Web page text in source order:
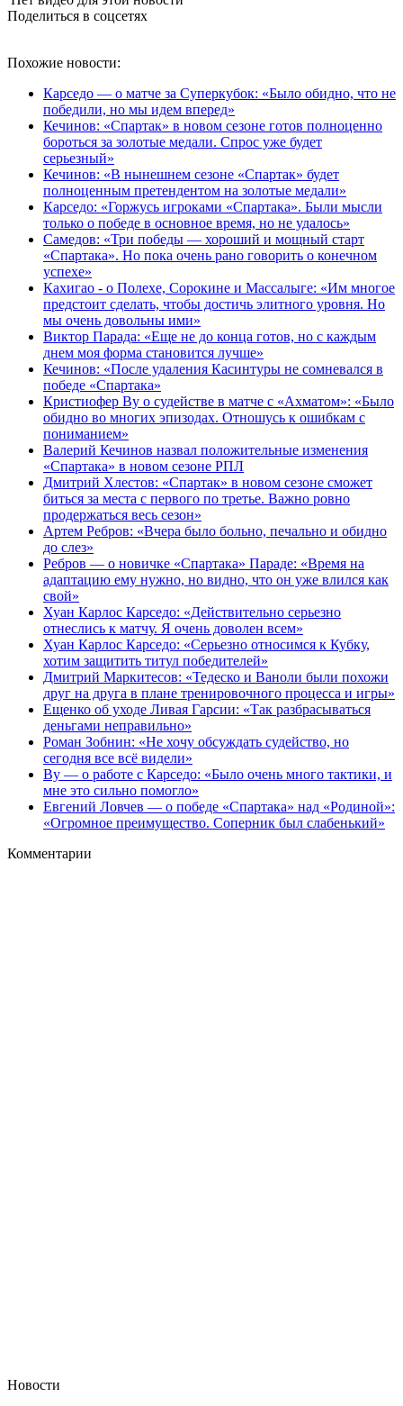
Поделиться в соцсетях
Похожие новости:
Карседо — о матче за Суперкубок: «Было обидно, что не
победили, но мы идем вперед»
Кечинов: «Спартак» в новом сезоне готов полноценно
бороться за золотые медали. Спрос уже будет
серьезный»
Кечинов: «В нынешнем сезоне «Спартак» будет
полноценным претендентом на золотые медали»
Карседо: «Горжусь игроками «Спартака». Были мысли
только о победе в основное время, но не удалось»
Самедов: «Три победы — хороший и мощный старт
«Спартака». Но пока очень рано говорить о конечном
успехе»
Кахигао - о Полехе, Сорокине и Массалыге: «Им многое
предстоит сделать, чтобы достичь элитного уровня. Но
мы очень довольны ими»
Виктор Парада: «Еще не до конца готов, но с каждым
днем моя форма становится лучше»
Кечинов: «После удаления Касинтуры не сомневался в
победе «Спартака»
Кристиофер Ву о судействе в матче с «Ахматом»: «Было
обидно во многих эпизодах. Отношусь к ошибкам с
пониманием»
Валерий Кечинов назвал положительные изменения
«Спартака» в новом сезоне РПЛ
Дмитрий Хлестов: «Спартак» в новом сезоне сможет
биться за места с первого по третье. Важно ровно
продержаться весь сезон»
Артем Ребров: «Вчера было больно, печально и обидно
до слез»
Ребров — о новичке «Спартака» Параде: «Время на
адаптацию ему нужно, но видно, что он уже влился как
свой»
Хуан Карлос Карседо: «Действительно серьезно
отнеслись к матчу. Я очень доволен всем»
Хуан Карлос Карседо: «Серьезно относимся к Кубку,
хотим защитить титул победителей»
Дмитрий Маркитесов: «Тедеско и Ваноли были похожи
друг на друга в плане тренировочного процесса и игры»
Ещенко об уходе Ливая Гарсии: «Так разбрасываться
деньгами неправильно»
Роман Зобнин: «Не хочу обсуждать судейство, но
сегодня все всё видели»
Ву — о работе с Карседо: «Было очень много тактики, и
мне это сильно помогло»
Евгений Ловчев — о победе «Спартака» над «Родиной»:
«Огромное преимущество. Соперник был слабенький»
Комментарии
Новости